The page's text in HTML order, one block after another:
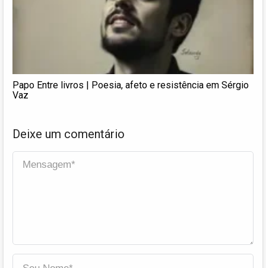
Papo Entre livros | Poesia, afeto e resistência em Sérgio
Vaz
Deixe um comentário